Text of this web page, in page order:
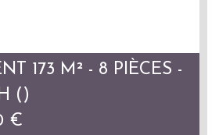
173 M² - 8 PIÈCES -
()
€